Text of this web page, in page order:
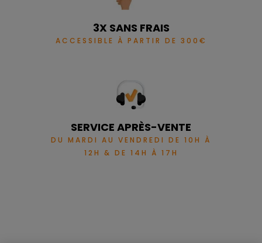
3X SANS FRAIS
ACCESSIBLE À PARTIR DE 300€
SERVICE APRÈS-VENTE
DU MARDI AU VENDREDI DE 10H À
12H & DE 14H À 17H